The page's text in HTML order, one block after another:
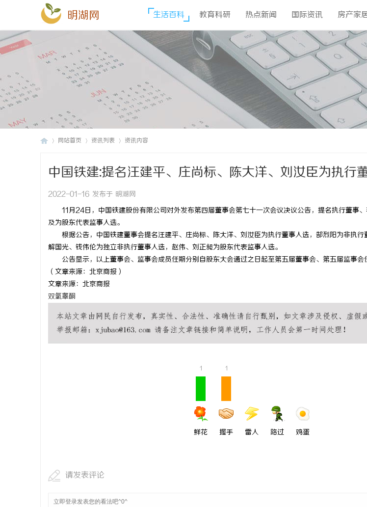
明湖网 生活百科 教育科研 热点新闻 国际资讯 房产家
网站首页 资讯列表 资讯内容
中国铁建:提名汪建平、庄尚标、陈大洋、刘汝臣为执行
2022-01-16 发布于 明湖网
11月24日，中国铁建股份有限公司对外发布第四届董事会第七十一次会议决议公告，提名执行董事
及为股东代表监事人选。
根据公告，中国铁建董事会提名汪建平、庄尚标、陈大洋、刘汝臣为执行董事人选，郜烈阳为非执行
解国光、钱伟伦为独立非执行董事人选，赵伟、刘正昶为股东代表监事人选。
公告显示，以上董事会、监事会成员任期分别自股东大会通过之日起至第五届董事会、第五届监事会
（文章来源：北京商报）
文章来源：北京商报
双氢睾酮
1
鲜花
1
握手 雷人 路过 鸡蛋
请发表评论